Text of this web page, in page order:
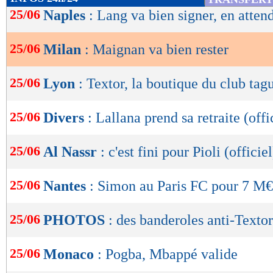
de
lecture
OK
25/06 Naples : Lang va bien signer, en
25/06 Milan : Maignan va bien rester
25/06 Lyon : Textor, la boutique du club
25/06 Divers : Lallana prend sa retraite
25/06 Al Nassr : c'est fini pour Pioli
25/06 Nantes : Simon au Paris FC pour 7
25/06 PHOTOS : des banderoles anti-
25/06 Monaco : Pogba, Mbappé valide